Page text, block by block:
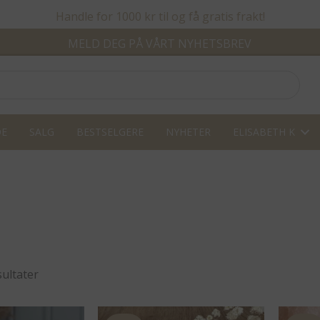
Handle for 1000 kr til og få gratis frakt!
MELD DEG PÅ VÅRT NYHETSBREV
SALG BESTSELGERE NYHETER ELISABETH K
Sortert
propularitet